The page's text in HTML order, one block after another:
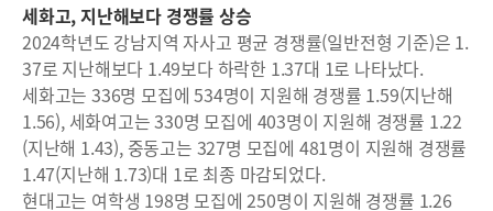
세화고, 지난해보다 경쟁률 상승
2024학년도 강남지역 자사고 평균 경쟁률(일반전형 기준)은 1.
37로 지난해보다 1.49보다 하락한 1.37대 1로 나타났다.
세화고는 336명 모집에 534명이 지원해 경쟁률 1.59(지난해
1.56), 세화여고는 330명 모집에 403명이 지원해 경쟁률 1.22
(지난해 1.43), 중동고는 327명 모집에 481명이 지원해 경쟁률
1.47(지난해 1.73)대 1로 최종 마감되었다.
현대고는 여학생 198명 모집에 250명이 지원해 경쟁률 1.26